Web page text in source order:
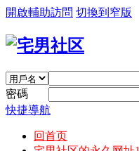
開啟輔助訪問 切換到窄版
密碼
快捷導航
回首页